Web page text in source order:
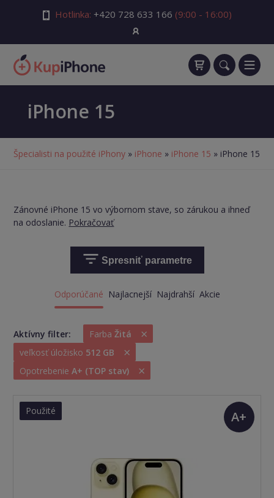
Hotlinka: +420 728 633 166 (9:00 - 16:00)
iPhone 15
Špecialisti na použité iPhony » iPhone » iPhone 15 » iPhone 15
Zánovné iPhone 15 vo výbornom stave, so zárukou a ihneď
na odoslanie. Pokračovať
Spresniť parametre
Odporúčané Najlacnejší Najdrahší Akcie
Aktívny filter: FarbaŽitá ×
veľkosť úložisko 512 GB ×
OpotrebenieA+ (TOP stav) ×
Použité
A+